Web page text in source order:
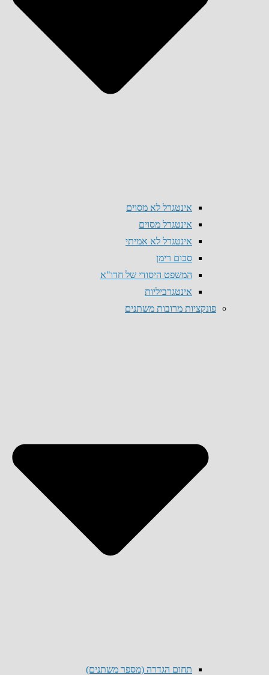
אינטגרל לא מסוים
אינטגרל מסוים
אינטגרל לא אמיתי
סכום רימן
המשפט היסודי של חדו"א
אינטגרביליות
פונקציות מרובות משתנים
תחום הגדרה (מספר משתנים)